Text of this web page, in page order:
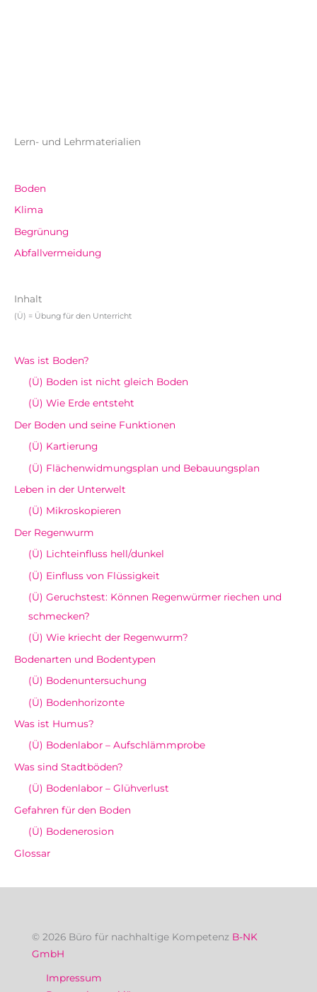
Lern- und Lehrmaterialien
Boden
Klima
Begrünung
Abfallvermeidung
Inhalt
(Ü) = Übung für den Unterricht
Was ist Boden?
(Ü) Boden ist nicht gleich Boden
(Ü) Wie Erde entsteht
Der Boden und seine Funktionen
(Ü) Kartierung
(Ü) Flächenwidmungsplan und Bebauungsplan
Leben in der Unterwelt
(Ü) Mikroskopieren
Der Regenwurm
(Ü) Lichteinfluss hell/dunkel
(Ü) Einfluss von Flüssigkeit
(Ü) Geruchstest: Können Regenwürmer riechen und
schmecken?
(Ü) Wie kriecht der Regenwurm?
Bodenarten und Bodentypen
(Ü) Bodenuntersuchung
(Ü) Bodenhorizonte
Was ist Humus?
(Ü) Bodenlabor – Aufschlämmprobe
Was sind Stadtböden?
(Ü) Bodenlabor – Glühverlust
Gefahren für den Boden
(Ü) Bodenerosion
Glossar
© 2026 Büro für nachhaltige Kompetenz B-NK
GmbH
Impressum